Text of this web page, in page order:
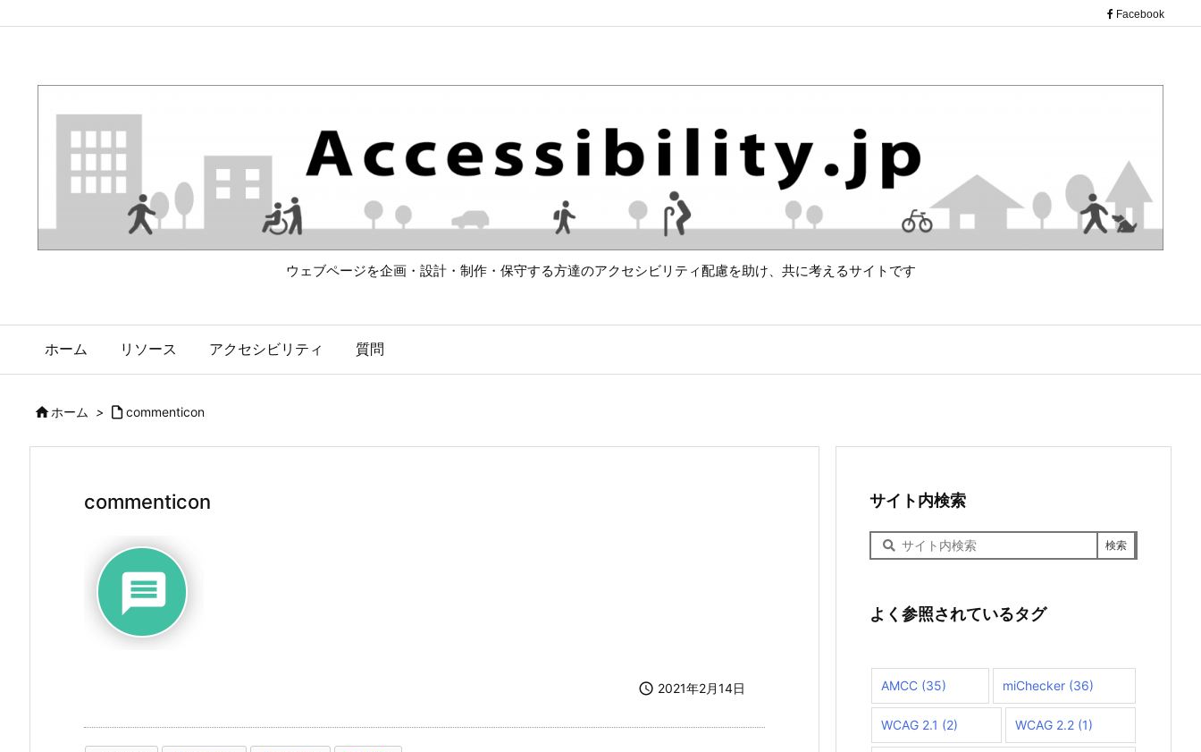
Facebook
ウェブページを企画・設計・制作・保守する方達のアクセシビリティ配慮を助け、共に考えるサイトです
ホーム リソース アクセシビリティ 質問
ホーム > commenticon
commenticon
 2021年2月14日
サイト内検索
イ
検
よく参照されているタグ
AMCC (35) miChecker(36)
WCAG 2.1 (2) WCAG 2.2(1)